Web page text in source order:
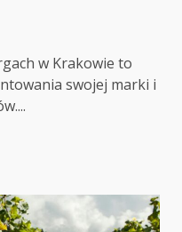
w Krakowie to
swojej marki i